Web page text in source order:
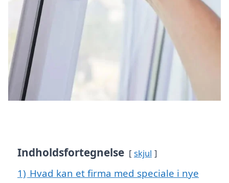
Indholdsfortegnelse skjul
1) Hvad kan et firma med speciale i nye